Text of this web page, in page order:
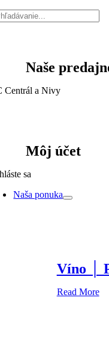
Naše
Centrál a Nivy
Môj účet
sa
Naša ponuka
Víno │
Read More